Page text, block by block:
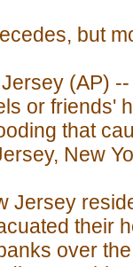
but
(AP)
or friends'
that
New
Jersey
their
over